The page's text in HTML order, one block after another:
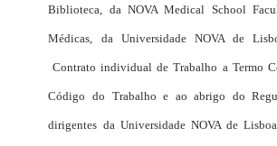
Biblioteca, da NOVA Medical School
Médicas, da Universidade NOVA de
Contrato individual de Trabalho a Termo
Código do Trabalho e ao abrigo do
dirigentes da Universidade NOVA de